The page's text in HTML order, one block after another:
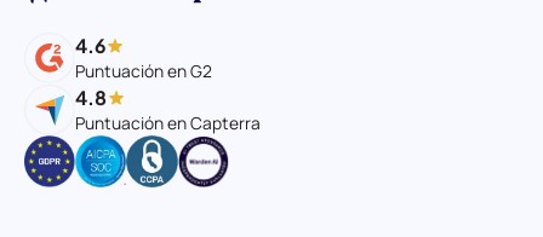
4.6
Puntuación en G2
4.8
Puntuación en Capterra